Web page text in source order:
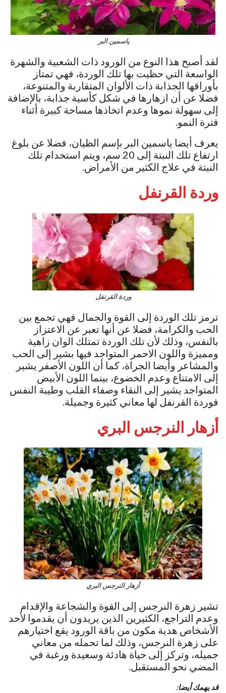
ياسمين البر
لقد أصبح هذا النوع من الورود ذات الشعبية والشهرة
الواسعة التي حظيت بها تلك الوردة، فهي تمتاز
بأوراقها الجذابة ذات الألوان المتقاربة والمتنوعة،
فضلا عن أن ازهارها في شكل كأسية جذابة، بالإضافة
إلى سهولة نموها وعدم اتخاذها مساحة كبيرة أثناء
فترة النمو.
يعرف أيضا ياسمين البر بإسم الظيان، فضلا عن بلوغ
ارتفاع تلك النبتة إلى 20 سم، ويتم استخدام تلك
النبتة في علاج الكثير من الأمراض.
وردة القرنفل
وردة القرنفل
ترمز تلك الوردة إلى القوة والجمال فهي تجمع بين
الحب والكرامة، فضلا عن أنها تعبر عن الاعتزاز
بالنفس، وذلك لأن تلك الوردة تمتلك الوان زاهية
ومميزة واللون الاحمر المتواجد فيها بشير إلى الحب
والمشاعر وأيضا الجراة، كما أن اللون الأصفر يشير
إلى الامتناع وعدم الخضوع، بينما اللون الأبيض
المتواجد يشير إلى النقاء وصفاء القلب وطيبة النفس
فوردة القرنفل لها معاني كثيرة وجميلة.
أزهار النرجس البري
أزهار النرجس البري
تشير زهرة النرجس إلى القوة والشجاعة والإقدام
وعدم التراجع، الكثيرين الذين يريدون أن يقدموا لأحد
الأشخاص هدية مكون من باقة الورود يقع اختيارهم
على زهرة النرجس، وذلك لما تحمله من معاني
جميله، وتركز إلى حياة هادئة وسعيدة ورغبة في
المضي نحو المستقبل.
قد يهمك أيضا: